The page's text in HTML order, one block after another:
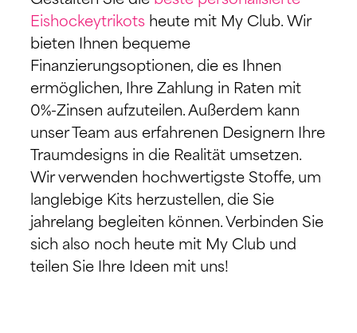
Eishockeytrikots heute mit My Club. Wir
bieten Ihnen bequeme
Finanzierungsoptionen, die es Ihnen
ermöglichen, Ihre Zahlung in Raten mit
0%-Zinsen aufzuteilen. Außerdem kann
unser Team aus erfahrenen Designern Ihre
Traumdesigns in die Realität umsetzen.
Wir verwenden hochwertigste Stoffe, um
langlebige Kits herzustellen, die Sie
jahrelang begleiten können. Verbinden Sie
sich also noch heute mit My Club und
teilen Sie Ihre Ideen mit uns!